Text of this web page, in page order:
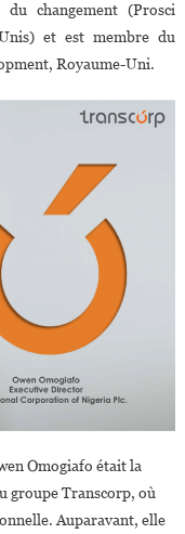
changement (Prosci
et est membre du
Royaume-Uni.
Omogiafo était la
groupe Transcorp, où
Auparavant, elle